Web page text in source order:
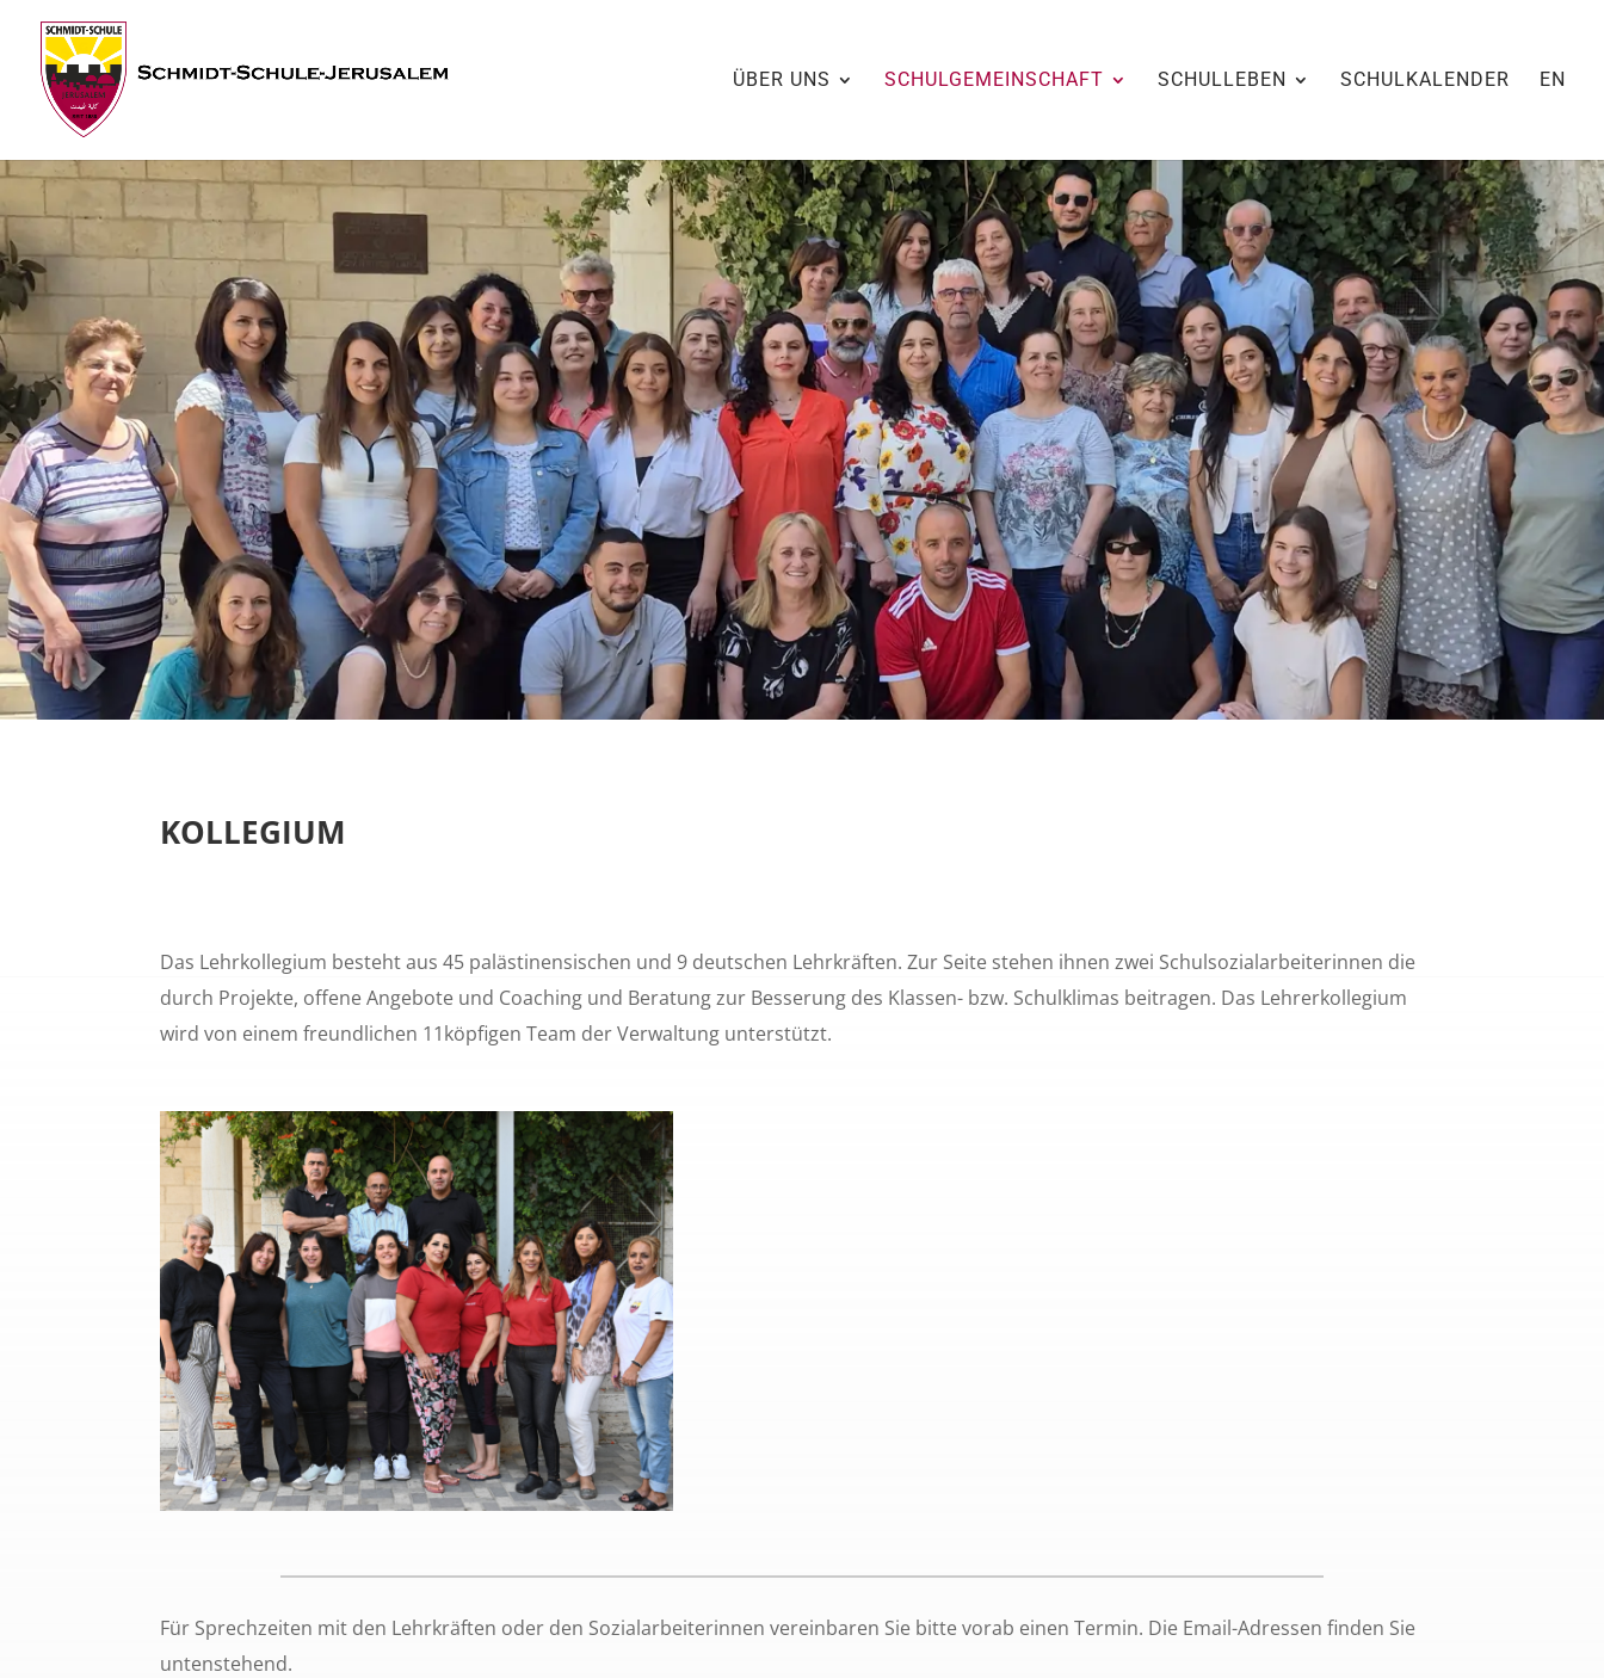
ÜBER UNS SCHULGEMEINSCHAFT SCHULLEBEN SCHULKALENDER EN
KOLLEGIUM
Das Lehrkollegium besteht aus 45 palästinensischen und 9 deutschen Lehrkräften. Zur Seite stehen ihnen zwei Schulsozialarbeiterinnen die
durch Projekte, offene Angebote und Coaching und Beratung zur Besserung des Klassen- bzw. Schulklimas beitragen. Das Lehrerkollegium
wird von einem freundlichen 11köpfigen Team der Verwaltung unterstützt.
Für Sprechzeiten mit den Lehrkräften oder den Sozialarbeiterinnen vereinbaren Sie bitte vorab einen Termin. Die Email-Adressen finden Sie
untenstehend.